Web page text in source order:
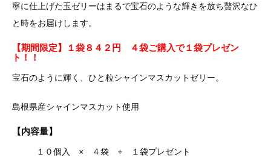
寧に仕上げた玉ゼリーはまるで宝石のような輝きを放ち贅沢なひ
と時をお届けします。
【期間限定】１袋８４２円 ４袋ご購入で１袋プレゼン
ト！！
宝石のように輝く、ひと粒シャインマスカットゼリー。
島根県産シャインマスカット使用
【内容量】
１０個入 × ４袋 + １袋プレゼント